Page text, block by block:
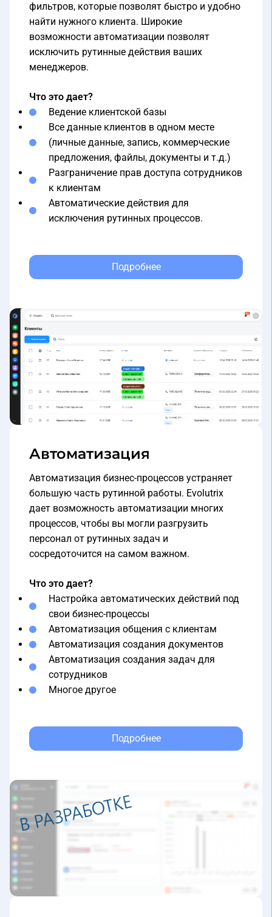
найти нужного клиента. Широкие
возможности автоматизации позволят
исключить рутинные действия ваших
менеджеров.
Ведение клиентской базы
Все данные клиентов в одном месте
(личные данные, запись, коммерческие
предложения, файлы, документы и т.д.)
Разграничение прав доступа сотрудников
к клиентам
Автоматические действия для
исключения рутинных процессов.
Автоматизация бизнес-процессов устраняет
большую часть рутинной работы. Evolutrix
дает возможность автоматизации многих
процессов, чтобы вы могли разгрузить
персонал от рутинных задач и
сосредоточится на самом важном.
Настройка автоматических действий под
свои бизнес-процессы
Автоматизация общения с клиентам
Автоматизация создания документов
Автоматизация создания задач для
сотрудников
Многое другое